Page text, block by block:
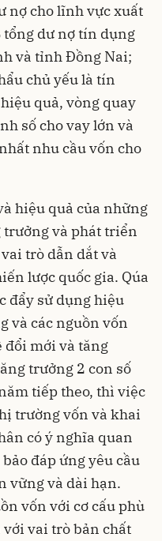
nợ cho lĩnh vực xuất
dư nợ tín dụng
và tỉnh Đồng Nai;
chủ yếu là tín
quả, vòng quay
số cho vay lớn và
nhu cầu vốn cho
hiệu quả của những
và phát triển
trò dẫn dắt và
lược quốc gia. Qúa
đẩy sử dụng hiệu
và các nguồn vốn
đổi mới và tăng
trưởng 2 con số
tiếp theo, thì việc
trường vốn và khai
có ý nghĩa quan
đáp ứng yêu cầu
vững và dài hạn.
vốn với cơ cấu phù
với vai trò bản chất